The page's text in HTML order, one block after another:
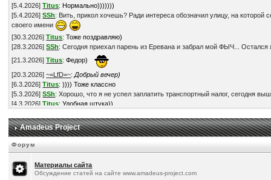
[5.4.2026]Titus: Нормально)))))))
[5.4.2026]SSh: Вить, прикол хочешь? Ради интереса обозначил улицу, на
своего имени
[30.3.2026]Titus:Тоже поздравляю)
[28.3.2026]SSh: Сегодня приехал парень из Еревана и забрал мой ФЫЧ... Остался
[21.3.2026]Titus:Федор)
[20.3.2026]~=LfD=~:Добрый вечер)
[6.3.2026]Titus:)))) Тоже классно
[5.3.2026]SSh: Хорошо, что я не успел заплатить транспортный налог, сегодня
[4.3.2026]Titus:Удобная штука))
[28.2.2026]Titus:По ценам - наверное да))
[28.2.2026]Titus:Понимаю))
[28.2.2026
[28.2.2026]SSh: Кстати, это на самом деле так? -https://www.drom.ru/world/
[28.2.2026
: Нет, неохота... Обленился в последнее время )))
[22.2.2026]Titus:Супер! Поздравляю!) Твори БЖ, если есть время-желание, всем
Amadeus Project
Форум
Материалы сайта
Обсуждение статей на сайте www.amadeus-project.com